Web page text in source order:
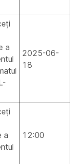
a
2025-06-
18
a
12:00